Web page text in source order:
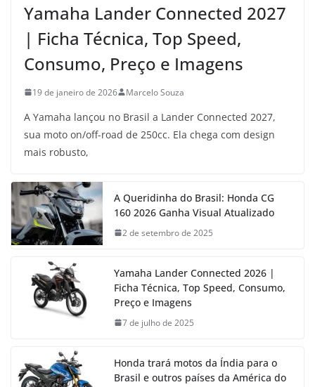
Yamaha Lander Connected 2027
| Ficha Técnica, Top Speed,
Consumo, Preço e Imagens
19 de janeiro de 2026 Marcelo Souza
A Yamaha lançou no Brasil a Lander Connected 2027,
sua moto on/off-road de 250cc. Ela chega com design
mais robusto,
A Queridinha do Brasil: Honda CG
160 2026 Ganha Visual Atualizado
2 de setembro de 2025
Yamaha Lander Connected 2026 |
Ficha Técnica, Top Speed, Consumo,
Preço e Imagens
7 de julho de 2025
Honda trará motos da Índia para o
Brasil e outros países da América do